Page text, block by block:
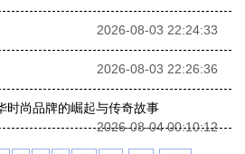
2026-08-03 22:24:33
2026-08-03 22:26:36
时尚品牌的崛起与传奇故事
2026-08-04 00:10:12